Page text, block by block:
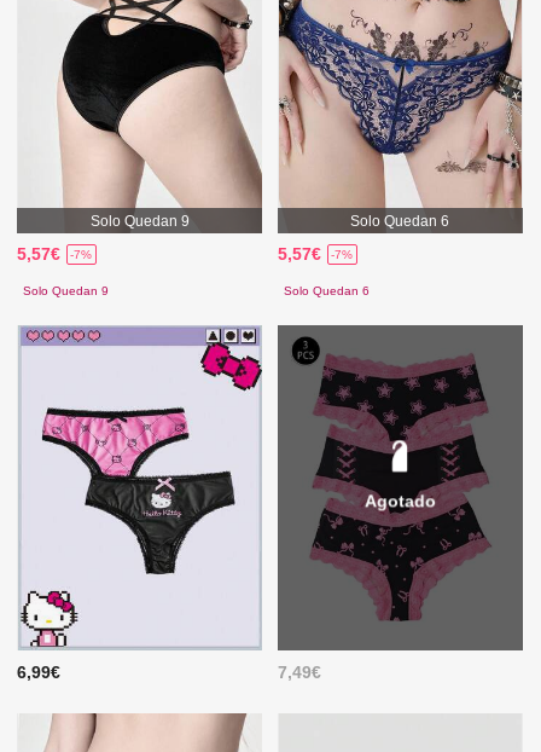
Solo Quedan 9
5,57€ -7%
Solo Quedan 9
Solo Quedan 6
5,57€ -7%
Solo Quedan 6
6,99€
Agotado
7,49€